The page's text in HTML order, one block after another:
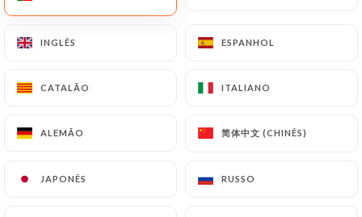
INGLÊS ESPANHOL
CATALÃO ITALIANO
ALEMÃO 简体中文 (CHINÊS)
JAPONÊS RUSSO
Galeria
INGLÊS ESPANHOL
CATALÃO ITALIANO
ALEMÃO 简体中文 (CHINÊS)
JAPONÊS RUSSO